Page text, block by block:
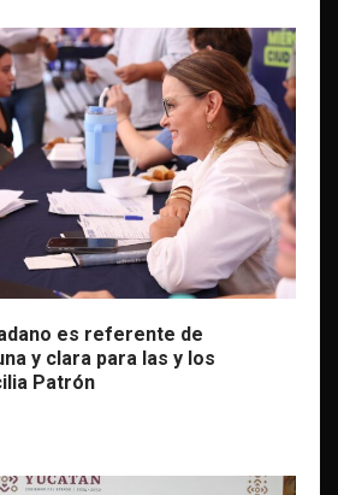
es referente de
y clara para las y los
Patrón